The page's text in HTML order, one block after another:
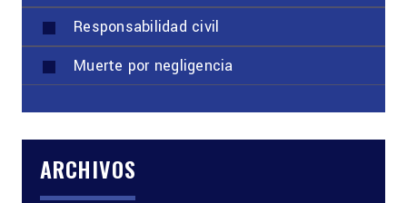
Responsabilidad civil
Muerte por negligencia
ARCHIVOS